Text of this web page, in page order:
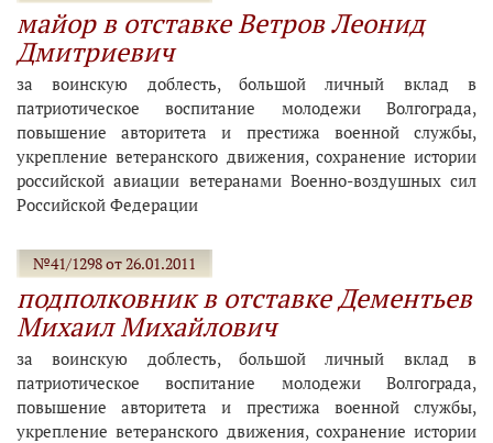
майор в отставке Ветров Леонид
Дмитриевич
за воинскую доблесть, большой личный вклад в
патриотическое воспитание молодежи Волгограда,
повышение авторитета и престижа военной службы,
укрепление ветеранского движения, сохранение истории
российской авиации ветеранами Военно-воздушных сил
Российской Федерации
№41/1298 от 26.01.2011
подполковник в отставке Дементьев
Михаил Михайлович
за воинскую доблесть, большой личный вклад в
патриотическое воспитание молодежи Волгограда,
повышение авторитета и престижа военной службы,
укрепление ветеранского движения, сохранение истории